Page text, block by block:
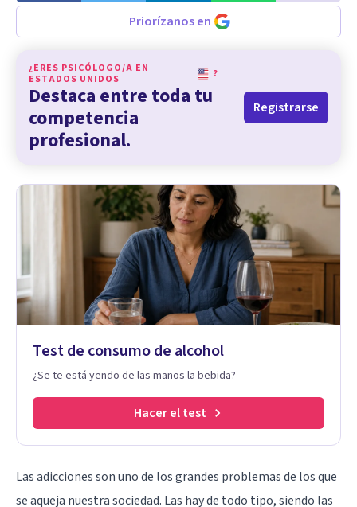
Priorízanos en
¿ERES PSICÓLOGO/A EN
ESTADOS UNIDOS
?
Destaca entre toda tu
competencia
profesional.
Registrarse
Test de consumo de alcohol
¿Se te está yendo de las manos la bebida?
Hacer el test
Las adicciones son uno de los grandes problemas de los que
se aqueja nuestra sociedad. Las hay de todo tipo, siendo las